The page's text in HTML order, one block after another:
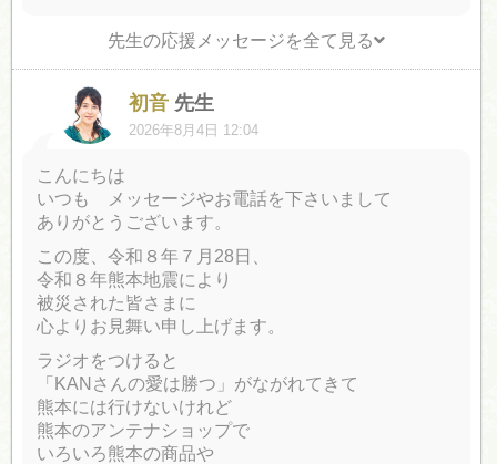
先生の応援メッセージを全て見る
初音 先生
2026年8月4日 12:04
こんにちは
いつも メッセージやお電話を下さいまして
ありがとうございます。
この度、令和８年７月28日、
令和８年熊本地震により
被災された皆さまに
心よりお見舞い申し上げます。
ラジオをつけると
「KANさんの愛は勝つ」がながれてきて
熊本には行けないけれど
熊本のアンテナショップで
いろいろ熊本の商品や